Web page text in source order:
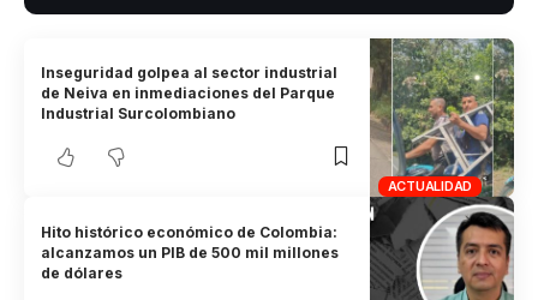
ACTUALIDAD
Inseguridad golpea al sector industrial
de Neiva en inmediaciones del Parque
Industrial Surcolombiano
Hito histórico económico de Colombia:
alcanzamos un PIB de 500 mil millones
de dólares